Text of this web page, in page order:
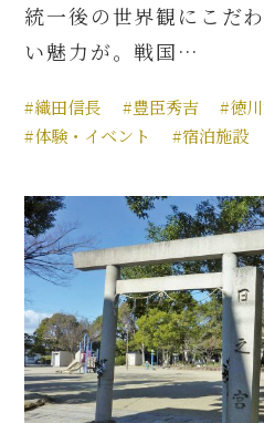
統一後の世界観にこだ
い魅力が。戦国…
#織田信長 #豊臣秀吉 #徳
#体験・イベント
#宿泊施設